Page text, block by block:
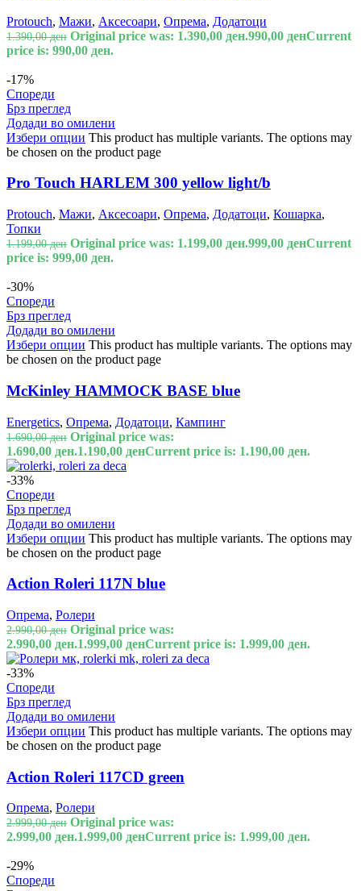
Protouch, Мажи, Аксесоари, Опрема, Додатоци
1.390,00ден Original price was: 1.390,00 ден.990,00 денCurrent
price is: 990,00 ден.
-17%
Спореди
Брз преглед
Додади во омилени
Избери опции This product has multiple variants. The options may
be chosen on the product page
Pro Touch HARLEM 300 yellow light/b
Protouch, Мажи, Аксесоари, Опрема, Додатоци, Кошарка,
Топки
1.199,00ден Original price was: 1.199,00 ден.999,00 денCurrent
price is: 999,00 ден.
-30%
Спореди
Брз преглед
Додади во омилени
Избери опции This product has multiple variants. The options may
be chosen on the product page
McKinley HAMMOCK BASE blue
Energetics, Опрема, Додатоци, Кампинг
1.690,00ден Original price was:
1.690,00 ден.1.190,00 денCurrent price is: 1.190,00 ден.
-33%
Спореди
Брз преглед
Додади во омилени
Избери опции This product has multiple variants. The options may
be chosen on the product page
Action Roleri 117N blue
Опрема, Ролери
2.990,00ден Original price was:
2.990,00 ден.1.999,00 денCurrent price is: 1.999,00 ден.
-33%
Спореди
Брз преглед
Додади во омилени
Избери опции This product has multiple variants. The options may
be chosen on the product page
Action Roleri 117CD green
Опрема, Ролери
2.999,00ден Original price was:
2.999,00 ден.1.999,00 денCurrent price is: 1.999,00 ден.
-29%
Спореди